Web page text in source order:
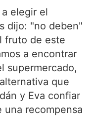
elegir el
dijo: "no deben"
fruto de este
a encontrar
supermercado,
que
y Eva confiar
una recompensa